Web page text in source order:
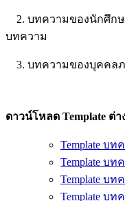
2. บทความของนักศึกษ
บทความ
3. บทความของบุคคลภ
ดาวน์โหลด Template ต่า
Template บ
Template บ
Template บ
Template บ